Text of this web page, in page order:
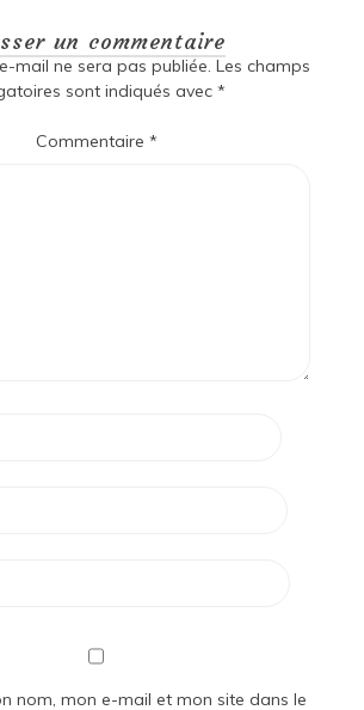
un commentaire
mail ne sera pas publiée. Les champs
sont indiqués avec *
Commentaire *
nom, mon e-mail et mon site dans le